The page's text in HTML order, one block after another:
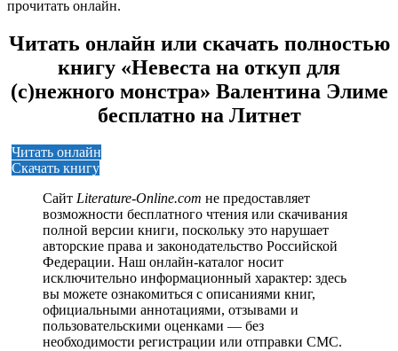
прочитать онлайн.
Читать онлайн или скачать полностью
книгу «Невеста на откуп для
(с)нежного монстра» Валентина Элиме
бесплатно на Литнет
Читать онлайн
Скачать книгу
Сайт Literature-Online.com не предоставляет
возможности бесплатного чтения или скачивания
полной версии книги, поскольку это нарушает
авторские права и законодательство Российской
Федерации. Наш онлайн-каталог носит
исключительно информационный характер: здесь
вы можете ознакомиться с описаниями книг,
официальными аннотациями, отзывами и
пользовательскими оценками — без
необходимости регистрации или отправки СМС.